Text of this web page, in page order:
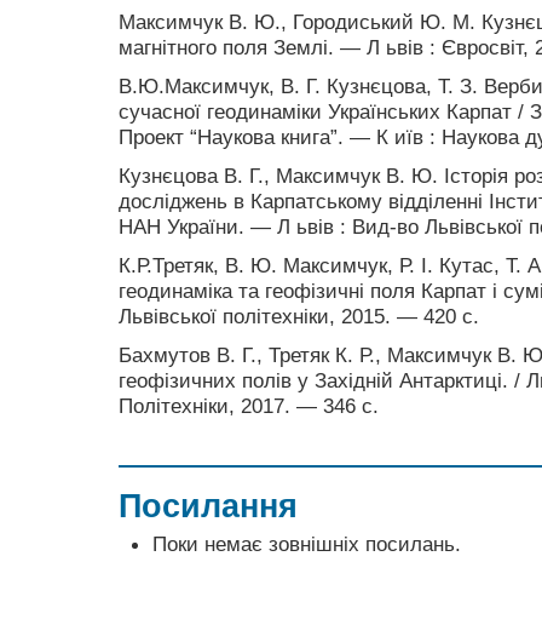
Максимчук В. Ю., Городиський Ю. М.
магнітного поля Землі. — Л ьвів :
В.Ю.Максимчук, В. Г. Кузнєцова, Т. З.
сучасної геодинаміки Українських Карпат /
Проект “Наукова книга”. — К иїв : Наукова
Кузнєцова В. Г., Максимчук В. Ю. Історія
досліджень в Карпатському відділенні
НАН України. — Л ьвів : Вид-во Львівської
К.Р.Третяк, В. Ю. Максимчук, Р. І. Кутас, Т.
геодинаміка та геофізичні поля Карпат і
Львівської політехніки, 2015. — 420 с.
Бахмутов В. Г., Третяк К. Р., Максимчук В. Ю.
геофізичних полів у Західній Антарктиці. /
Політехніки, 2017. — 346 с.
Посилання
Поки немає зовнішніх посилань.